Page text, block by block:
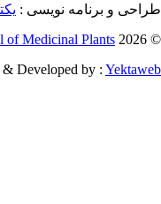
و برنامه نویسی :
of Medicinal Plants
& Developed by :